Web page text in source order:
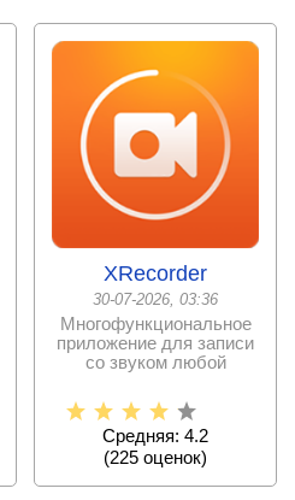
XRecorder
30-07-2026, 03:36
Многофункциональное
приложение для записи
со звуком любой
с
Средняя: 4.2
(225 оценок)